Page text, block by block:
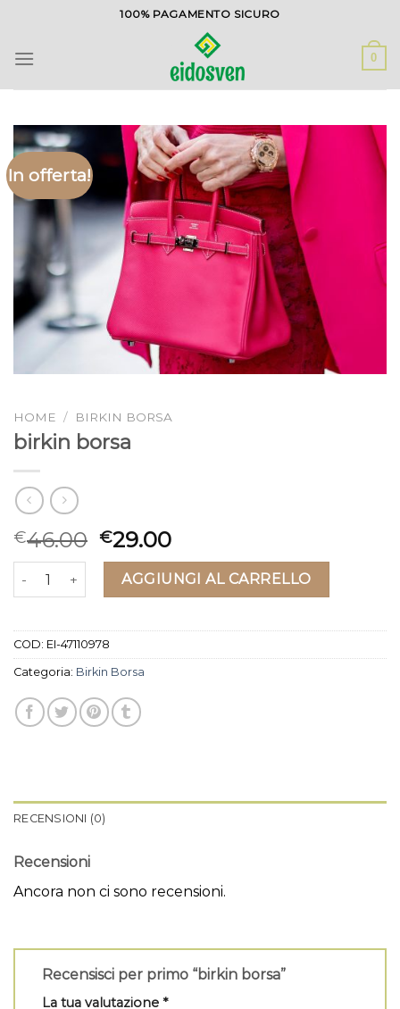
contenuti
100% PAGAMENTO SICURO
0
In offerta!
HOME / BIRKIN BORSA
birkin borsa
€46.00 €29.00
birkin borsa quantitàAGGIUNGI AL CARRELLO
COD: EI-47110978
Categoria: Birkin Borsa
RECENSIONI (0)
Recensioni
Ancora non ci sono recensioni.
Recensisci per primo “birkin borsa”
La tua valutazione *